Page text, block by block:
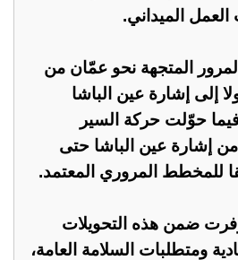
الميداني.
المتجهة نحو عمّان من
إلى إشارة عين الباشا
حوّلت حركة السير
إشارة عين الباشا حتى
للمخطط المروري المعتمد.
وفرت ضمن هذه التحويلات
ومتطلبات السلامة العامة،